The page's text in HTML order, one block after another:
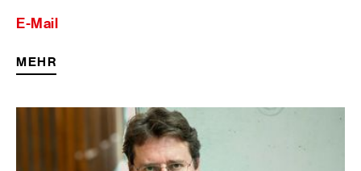
E-Mail
MEHR